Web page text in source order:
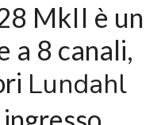
MkII è un
a 8 canali,
Lundahl